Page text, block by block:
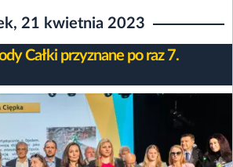
21 kwietnia 2023
Całki przyznane po raz 7.